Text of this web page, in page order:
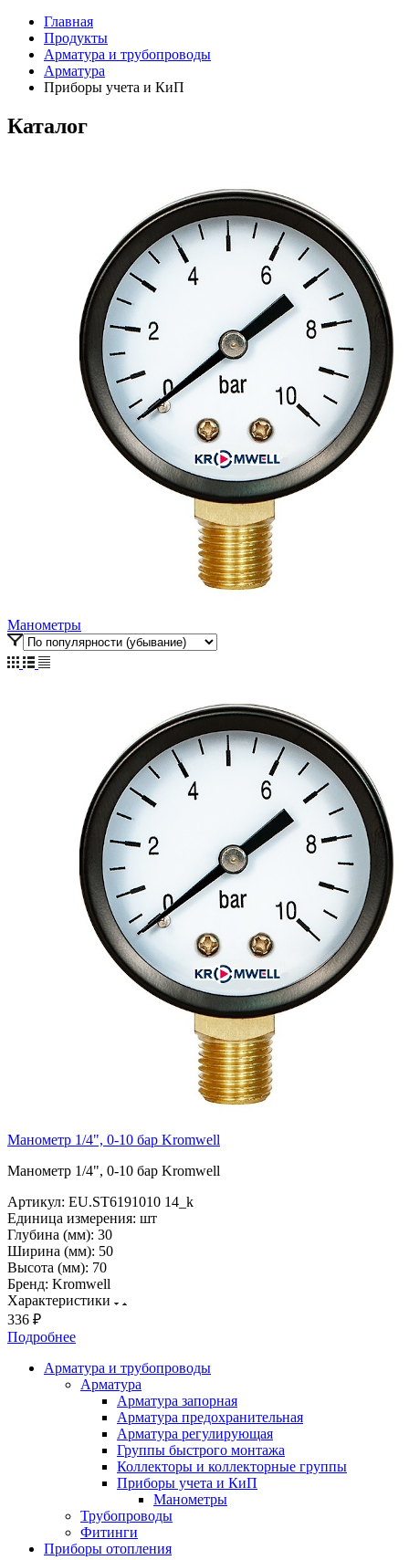
Главная
Продукты
Арматура и трубопроводы
Арматура
Приборы учета и КиП
Каталог
Манометры
Манометр 1/4", 0-10 бар Kromwell
Манометр 1/4", 0-10 бар Kromwell
Артикул: EU.ST6191010 14_k
Единица измерения: шт
Глубина (мм): 30
Ширина (мм): 50
Высота (мм): 70
Бренд: Kromwell
Характеристики
336 ₽
Подробнее
Арматура и трубопроводы
Арматура
Арматура запорная
Арматура предохранительная
Арматура регулирующая
Группы быстрого монтажа
Коллекторы и коллекторные группы
Приборы учета и КиП
Манометры
Трубопроводы
Фитинги
Приборы отопления